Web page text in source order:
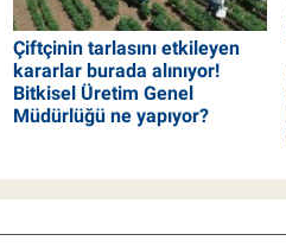
Çiftçinin tarlasını etkileyen
kararlar burada alınıyor!
Bitkisel Üretim Genel
Müdürlüğü ne yapıyor?